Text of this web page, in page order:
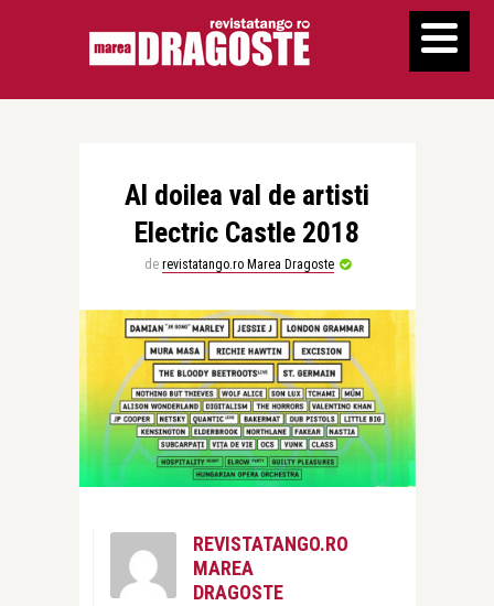
Al doilea val de artisti
Electric Castle 2018
de revistatango.ro Marea Dragoste
REVISTATANGO.RO
MAREA
DRAGOSTE